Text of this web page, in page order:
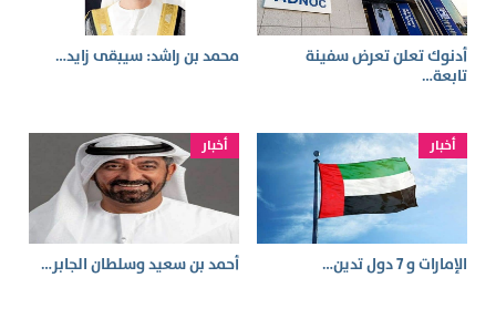
أدنوك تعلن تعرض سفينة
تابعة…
محمد بن راشد: سيبقى زايد…
أخبار
الإمارات و 7 دول تدين…
أخبار
أحمد بن سعيد وسلطان الجابر…